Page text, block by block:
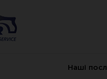
-10%
Наші